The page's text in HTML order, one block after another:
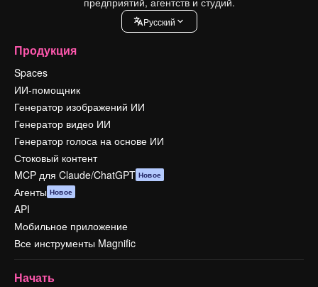
Pусский
Продукция
Spaces
ИИ-помощник
Генератор изображений ИИ
Генератор видео ИИ
Генератор голоса на основе ИИ
Стоковый контент
MCP для Claude/ChatGPT Новое
Агенты Новое
API
Мобильное приложение
Все инструменты Magnific
Начать